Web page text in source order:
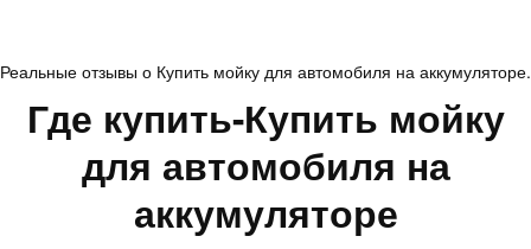
Реальные отзывы о Купить мойку для автомобиля на аккумуляторе.
Где купить-Купить мойку
для автомобиля на
аккумуляторе